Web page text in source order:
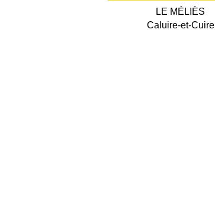
LE MÉLIÈS
Caluire-et-Cuire